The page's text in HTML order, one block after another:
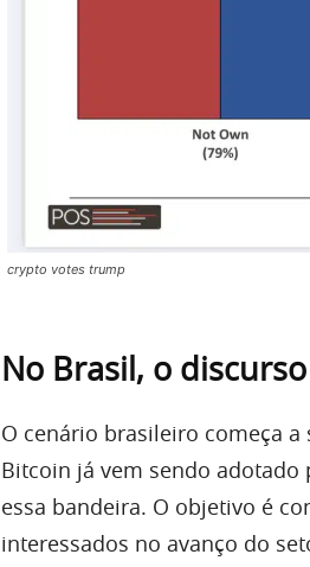
crypto votes trump
No Brasil, o
O cenário brasileiro começa
Bitcoin já vem sendo
essa bandeira. O objetivo é
interessados no avanço do